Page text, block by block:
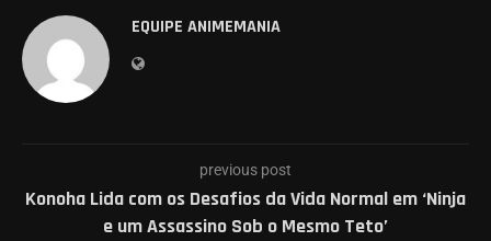
EQUIPE ANIMEMANIA
previous post
Konoha Lida com os Desafios da Vida Normal em ‘Ninja
e um Assassino Sob o Mesmo Teto’